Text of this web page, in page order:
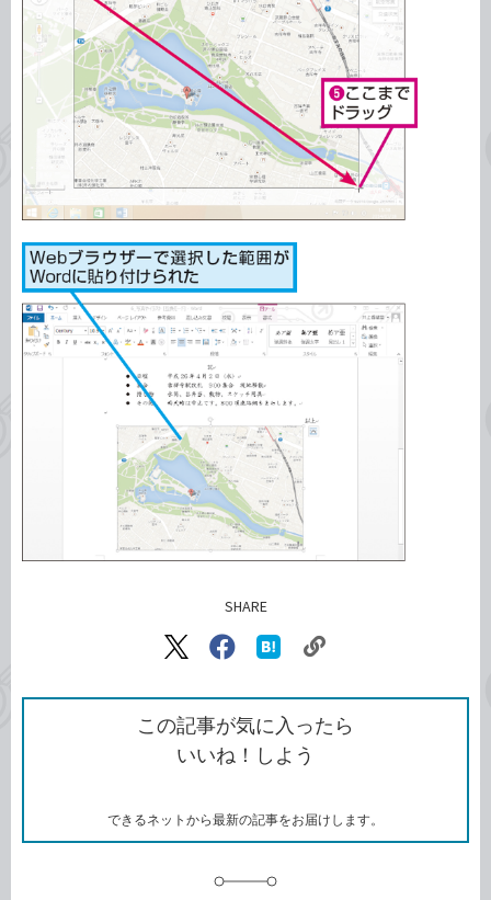
SHARE
X（旧
で
シ
ェ
ア
Facebook
シ
ェ
ア
な
ブ
ッ
ク
ク
ク
を
コ
この記事が気に入ったら
いいね！しよう
できるネットから最新の記事をお届けします。